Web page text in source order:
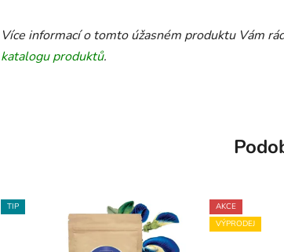
Více informací o tomto úžasném produktu Vám
katalogu produktů.
TIP
AKCE
VÝPRODEJ